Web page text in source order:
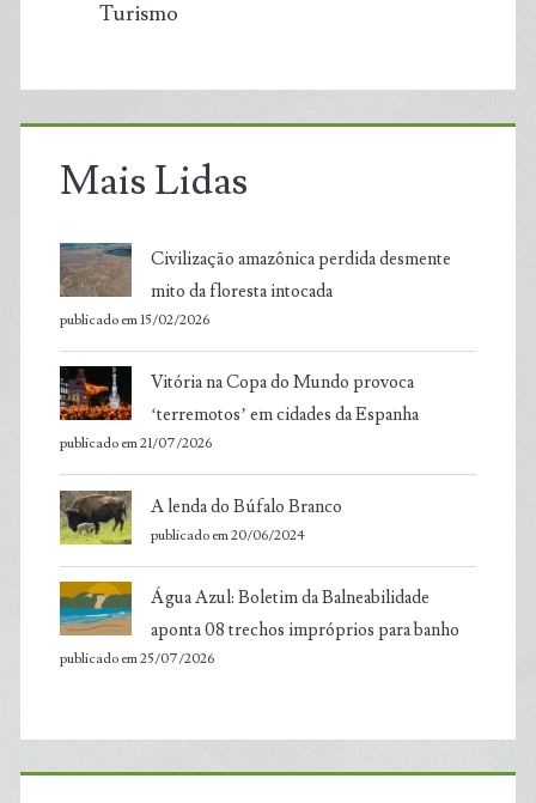
Turismo
Mais Lidas
Civilização amazônica perdida desmente
mito da floresta intocada
publicado em 15/02/2026
Vitória na Copa do Mundo provoca
‘terremotos’ em cidades da Espanha
publicado em 21/07/2026
A lenda do Búfalo Branco
publicado em 20/06/2024
Água Azul: Boletim da Balneabilidade
aponta 08 trechos impróprios para banho
publicado em 25/07/2026